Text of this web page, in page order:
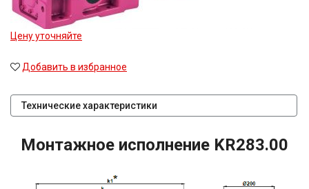
Цену уточняйте
Добавить в избранное
Технические характеристики
Монтажное исполнение KR283.00